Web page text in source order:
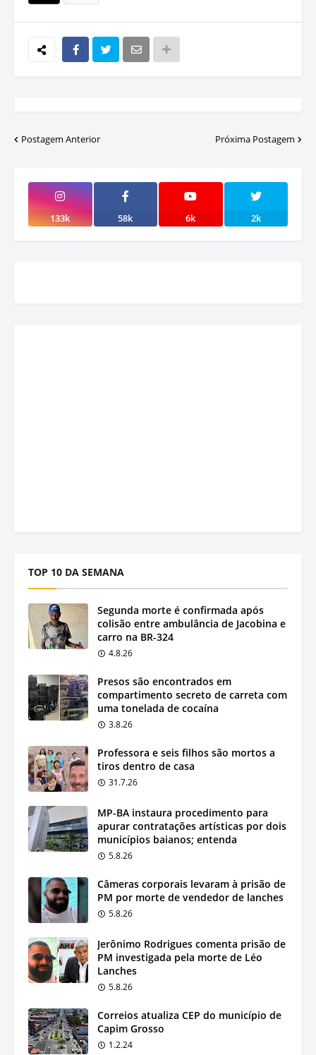
Postagem Anterior Próxima Postagem
133k 58k 6k 2k
TOP 10 DA SEMANA
Segunda morte é confirmada após
colisão entre ambulância de Jacobina e
carro na BR-324
4.8.26
Presos são encontrados em
compartimento secreto de carreta com
uma tonelada de cocaína
3.8.26
Professora e seis filhos são mortos a
tiros dentro de casa
31.7.26
MP-BA instaura procedimento para
apurar contratações artísticas por dois
municípios baianos; entenda
5.8.26
Câmeras corporais levaram à prisão de
PM por morte de vendedor de lanches
5.8.26
Jerônimo Rodrigues comenta prisão de
PM investigada pela morte de Léo
Lanches
5.8.26
Correios atualiza CEP do município de
Capim Grosso
1.2.24